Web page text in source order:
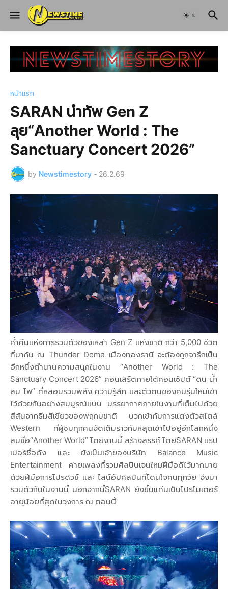
หน้าแรก
SARAN นำทัพ Gen Z
ลุย“Another World : The
Sanctuary Concert 2026”
by Newstimestory - 26.2.69
ค่ำคืนแห่งการรวมตัวของเหล่า Gen Z แห่งชาติ กว่า 5,000 ชีวิต
ที่มากัน ณ Thunder Dome เมืองทองธานี จะต้องถูกจารึกเป็น
อีกหนึ่งตำนานความสนุกในงาน “Another World : The
Sanctuary Concert 2026” คอนเสิร์ตภายใต้คอนเซ็ปต์ “ดิน น้ำ
ลม ไฟ” ที่หลอมรวมพลัง ความรู้สึก และตัวตนของคนรุ่นใหม่เข้า
ไว้ด้วยกันอย่างสมบูรณ์แบบ บรรยากาศภายในงานที่เต็มไปด้วย
สีสันจากธีมสีเขียวของพฤกษชาติ บวกเข้ากับการแต่งตัวสไตล์
Western ที่ผู้ชมทุกคนจัดเต็มราวกับหลุดเข้าไปอยู่อีกโลกหนึ่ง
สมชื่อ“Another World” โดยงานนี้ สร้างสรรค์ โดยSARAN แรป
เปอร์ชื่อดัง และ ยังเป็นเจ้าของบริษัท Balance Music
Entertainment ค่ายเพลงที่รวมศิลปินเจนใหม่ฝีมือดีไว้มากมาย
ด้วยฝีมือการโปรดิวซ์ และ ไลน์อัปศิลปินที่โดนใจคนทุกวัย จึงมา
รวมตัวกันในงานนี้ นอกจากนี้SARAN ยังขึ้นแท่นเป็นโปรโมเตอร์
อายุน้อยที่สุดในวงการ ณ ตอนนี้